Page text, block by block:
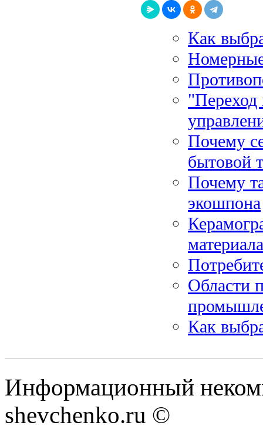
Как
"Переход
Почему
бытовой
Почему
экошпона
материала
Области
Как
Информационный
shevchenko.ru ©